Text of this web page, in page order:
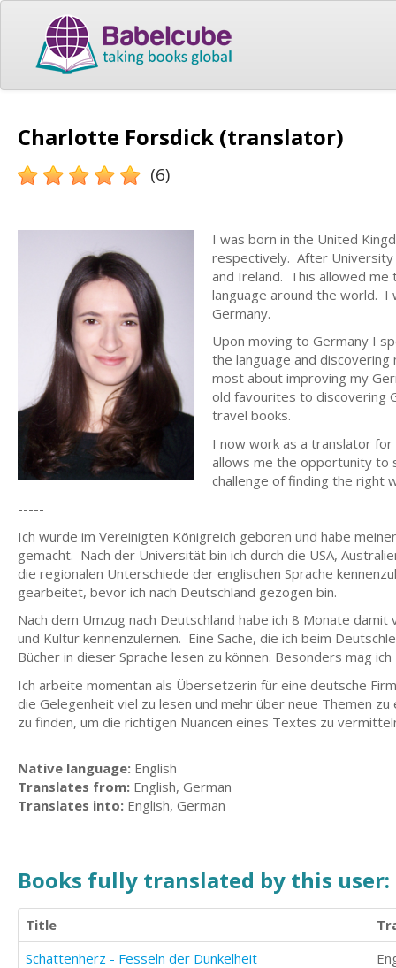
Charlotte Forsdick (translator)
(6)
I was born in the United
respectively. After University
and Ireland. This allowed
language around the world. I
Germany.
Upon moving to Germany I
the language and
most about improving my
old favourites to discovering
travel books.
I now work as a translator
allows me the opportunity to
challenge of finding the right
-----
Ich wurde im Vereinigten Königreich geboren und habe
gemacht. Nach der Universität bin ich durch die USA,
die regionalen Unterschiede der englischen Sprache
gearbeitet, bevor ich nach Deutschland gezogen bin.
Nach dem Umzug nach Deutschland habe ich 8 Monate
und Kultur kennenzulernen. Eine Sache, die ich beim
Bücher in dieser Sprache lesen zu können. Besonders mag
Ich arbeite momentan als Übersetzerin für eine deutsche
die Gelegenheit viel zu lesen und mehr über neue Themen
zu finden, um die richtigen Nuancen eines Textes zu
Native language: English
Translates from: English, German
Translates into: English, German
Books fully translated by this user:
Title
Schattenherz - Fesseln der Dunkelheit